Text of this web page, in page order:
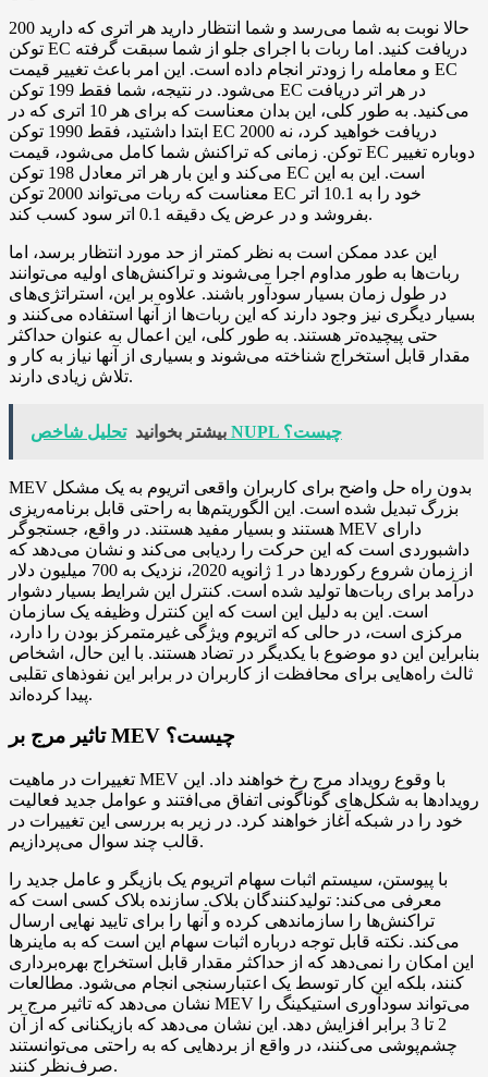
حالا نوبت به شما می‌رسد و شما انتظار دارید هر اتری که دارید 200
توکن EC دریافت کنید. اما ربات با اجرای جلو از شما سبقت گرفته
و معامله را زودتر انجام داده است. این امر باعث تغییر قیمت EC
می‌شود. در نتیجه، شما فقط 199 توکن EC در هر اتر دریافت
می‌کنید. به طور کلی، این بدان معناست که برای هر 10 اتری که در
ابتدا داشتید، فقط 1990 توکن EC دریافت خواهید کرد، نه 2000
توکن. زمانی که تراکنش شما کامل می‌شود، قیمت EC دوباره تغییر
می‌کند و این بار هر اتر معادل 198 توکن EC است. این به این
معناست که ربات می‌تواند 2000 توکن EC خود را به 10.1 اتر
بفروشد و در عرض یک دقیقه 0.1 اتر سود کسب کند.
این عدد ممکن است به نظر کمتر از حد مورد انتظار برسد، اما
ربات‌ها به طور مداوم اجرا می‌شوند و تراکنش‌های اولیه می‌توانند
در طول زمان بسیار سودآور باشند. علاوه بر این، استراتژی‌های
بسیار دیگری نیز وجود دارند که این ربات‌ها از آنها استفاده می‌کنند و
حتی پیچیده‌تر هستند. به طور کلی، این اعمال به عنوان حداکثر
مقدار قابل استخراج شناخته می‌شوند و بسیاری از آنها نیاز به کار و
تلاش زیادی دارند.
بیشتر بخوانید تحلیل شاخص NUPL چیست؟
MEV بدون راه حل واضح برای کاربران واقعی اتریوم به یک مشکل
بزرگ تبدیل شده است. این الگوریتم‌ها به راحتی قابل برنامه‌ریزی
هستند و بسیار مفید هستند. در واقع، جستجوگر MEV دارای
داشبوردی است که این حرکت را ردیابی می‌کند و نشان می‌دهد که
از زمان شروع رکوردها در 1 ژانویه 2020، نزدیک به 700 میلیون دلار
درآمد برای ربات‌ها تولید شده است. کنترل این شرایط بسیار دشوار
است. این به دلیل این است که این کنترل وظیفه یک سازمان
مرکزی است، در حالی که اتریوم ویژگی غیرمتمرکز بودن را دارد،
بنابراین این دو موضوع با یکدیگر در تضاد هستند. با این حال، اشخاص
ثالث راه‌هایی برای محافظت از کاربران در برابر این نفوذهای تقلبی
پیدا کرده‌اند.
تاثیر مرج بر MEV چیست؟
تغییرات در ماهیت MEV با وقوع رویداد مرج رخ خواهند داد. این
رویدادها به شکل‌های گوناگونی اتفاق می‌افتند و عوامل جدید فعالیت
خود را در شبکه آغاز خواهند کرد. در زیر به بررسی این تغییرات در
قالب چند سوال می‌پردازیم.
با پیوستن، سیستم اثبات سهام اتریوم یک بازیگر و عامل جدید را
معرفی می‌کند: تولیدکنندگان بلاک. سازنده بلاک کسی است که
تراکنش‌ها را سازماندهی کرده و آنها را برای تایید نهایی ارسال
می‌کند. نکته قابل توجه درباره اثبات سهام این است که به ماینرها
این امکان را نمی‌دهد که از حداکثر مقدار قابل استخراج بهره‌برداری
کنند، بلکه این کار توسط یک اعتبارسنجی انجام می‌شود. مطالعات
نشان می‌دهد که تاثیر مرج بر MEV می‌تواند سودآوری استیکینگ را
2 تا 3 برابر افزایش دهد. این نشان می‌دهد که بازیکنانی که از آن
چشم‌پوشی می‌کنند، در واقع از بردهایی که به راحتی می‌توانستند
صرف‌نظر کنند.